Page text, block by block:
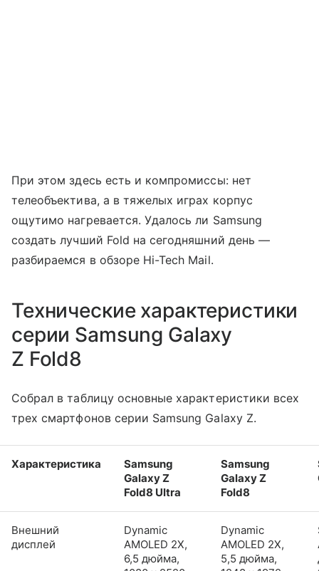
При этом здесь есть и компромиссы: нет
телеобъектива, а в тяжелых играх корпус
ощутимо нагревается. Удалось ли Samsung
создать лучший Fold на сегодняшний день —
разбираемся в обзоре Hi-Tech Mail.
Технические характеристики
серии Samsung Galaxy
Z Fold8
Собрал в таблицу основные характеристики всех
трех смартфонов серии Samsung Galaxy Z.
Характеристика
Samsung
Galaxy Z
Fold8 Ultra
Samsung
Galaxy Z
Fold8
Внешний
дисплей
Dynamic
AMOLED 2X,
6,5 дюйма,
Dynamic
AMOLED 2X,
5,5 дюйма,